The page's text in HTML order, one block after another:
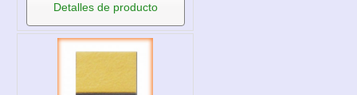
Detalles de producto